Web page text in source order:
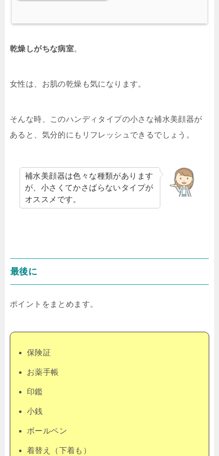
乾燥しがちな病室。
女性は、お肌の乾燥も気になります。
そんな時、このハンディタイプの小さな補水美顔器が
あると、気分的にもリフレッシュできるでしょう。
補水美顔器は色々な種類があります
が、小さくてかさばらないタイプが
オススメです。
最後に
ポイントをまとめます。
保険証
お薬手帳
印鑑
小銭
ボールペン
着替え（下着も）